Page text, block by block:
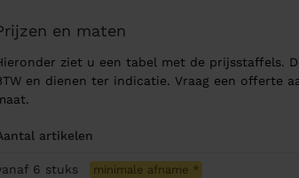
en maten
ziet u een tabel met de prijsstaffels.
en dienen ter indicatie. Vraag een offerte
artikelen
6 stuks minimale afname *